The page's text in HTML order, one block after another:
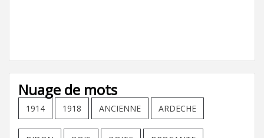
Nuage de mots
1914 1918 ANCIENNE ARDECHE